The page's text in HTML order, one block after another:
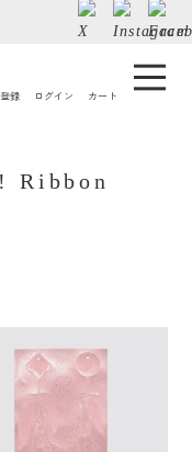
録 ログイン カート
Ribbon